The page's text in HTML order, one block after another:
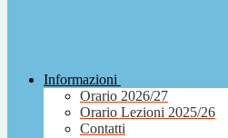
Informazioni
Orario 2026/27
Orario Lezioni 2025/26
Contatti